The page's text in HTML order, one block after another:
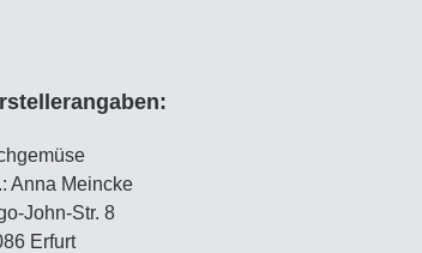
Anna Meincke
John-Str. 8
Erfurt